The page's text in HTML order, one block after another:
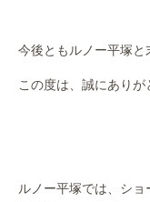
今後ともルノー平塚と
この度は、誠にありが
ルノー平塚では、シ